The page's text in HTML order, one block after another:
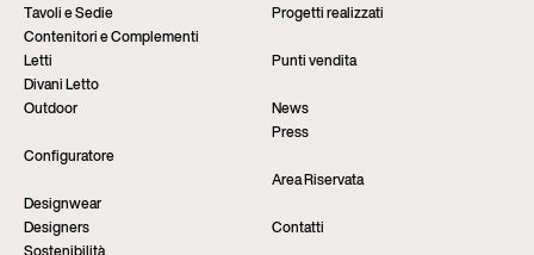
Tavoli e Sedie
Progetti realizzati
Contenitori e Complementi
Letti
Punti vendita
Divani Letto
Outdoor
News
Press
Configuratore
Area Riservata
Designwear
Designers
Contatti